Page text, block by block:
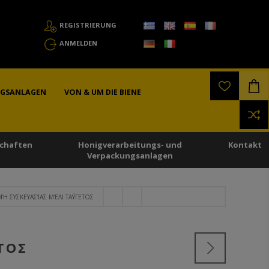
REGISTRIERUNG
ANMELDEN
VON & UM DIE BIENE
Honigverarbeitungs- und
Verpackungsanlagen
Kontakt
ΣΥΣΚΕΥΑΣΊΑΣ ΜΈΛΙ ΤΑΫΓΕΤΟΣ